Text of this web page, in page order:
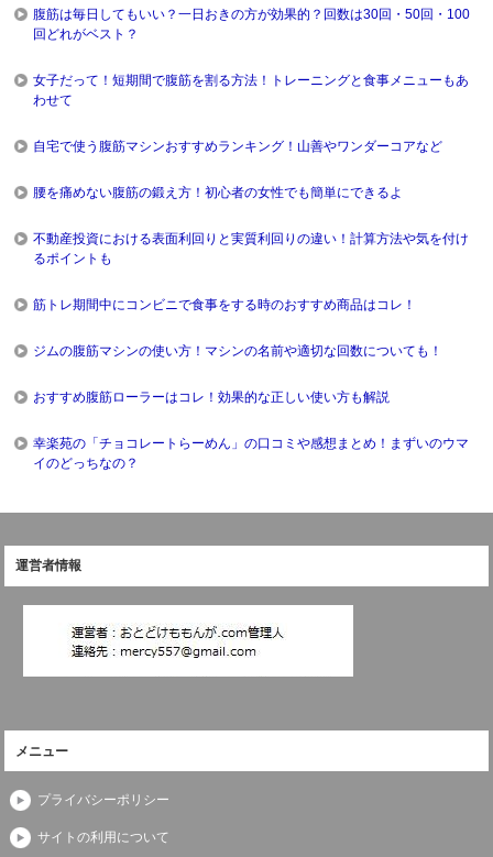
腹筋は毎日してもいい？一日おきの方が効果的？回数は30回・50回・100
回どれがベスト？
女子だって！短期間で腹筋を割る方法！トレーニングと食事メニューもあ
わせて
自宅で使う腹筋マシンおすすめランキング！山善やワンダーコアなど
腰を痛めない腹筋の鍛え方！初心者の女性でも簡単にできるよ
不動産投資における表面利回りと実質利回りの違い！計算方法や気を付け
るポイントも
筋トレ期間中にコンビニで食事をする時のおすすめ商品はコレ！
ジムの腹筋マシンの使い方！マシンの名前や適切な回数についても！
おすすめ腹筋ローラーはコレ！効果的な正しい使い方も解説
幸楽苑の「チョコレートらーめん」の口コミや感想まとめ！まずいのウマ
イのどっちなの？
運営者情報
メニュー
プライバシーポリシー
サイトの利用について